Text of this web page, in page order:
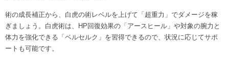
術の成長補正から、白虎の術レベルを上げて「超重力」でダメージを稼
ぎましょう。白虎術は、HP回復効果の「アースヒール」や対象の腕力と
体力を強化できる「ベルセルク」を習得できるので、状況に応じてサポ
ートも可能です。